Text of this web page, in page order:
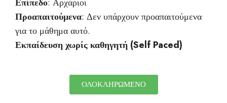
Προαπαιτούμενα: Δεν υπάρχουν προαπαιτούμενα
για το μάθημα αυτό.
Εκπαίδευση χωρίς καθηγητή (Self Paced)
ΟΛΟΚΛΗΡΩΜΕΝΟ